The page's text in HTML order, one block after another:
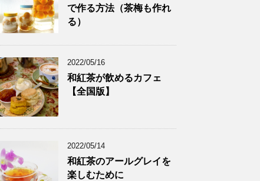
で作る方法（茶梅も作れ
る）
2022/05/16
和紅茶が飲めるカフェ
【全国版】
2022/05/14
和紅茶のアールグレイを
楽しむために